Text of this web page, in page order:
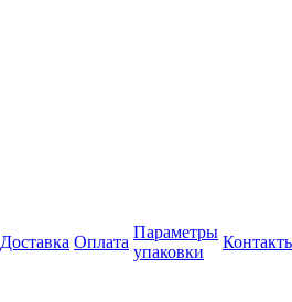
Доставка Оплата
Параметры
упаковки